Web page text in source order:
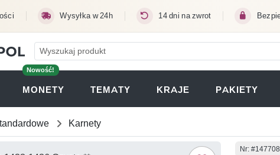
Wysyłka w 24h 14 dni na zwrot
Nowość!
MONETY (OTWIERA SIĘ W NOWEJ KARCIE)
TEMATY KRAJE PAKIETY
Karnety
Numer
Nr: #147708